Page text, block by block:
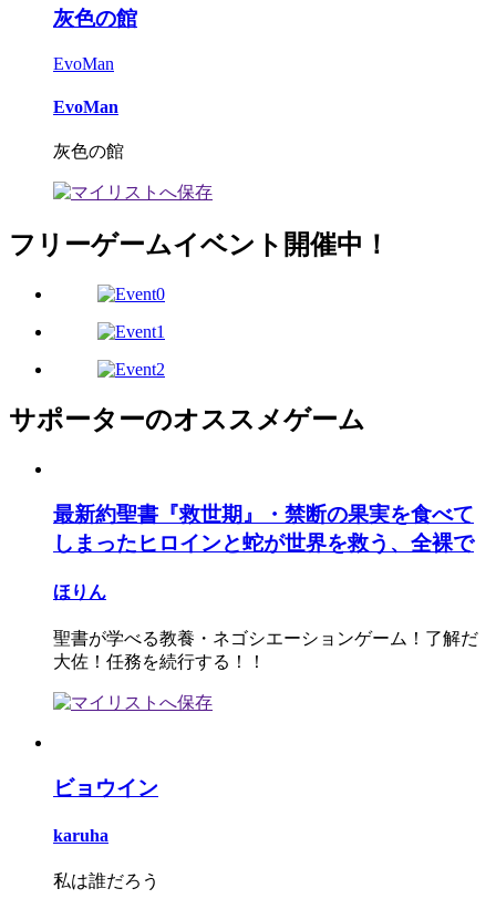
灰色の館
EvoMan
EvoMan
灰色の館
フリーゲームイベント開催中！
サポーターのオススメゲーム
最新約聖書『救世期』・禁断の果実を食べて
しまったヒロインと蛇が世界を救う、全裸で
ほりん
聖書が学べる教養・ネゴシエーションゲーム！了解だ
大佐！任務を続行する！！
ビョウイン
karuha
私は誰だろう